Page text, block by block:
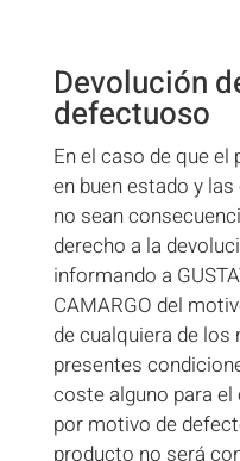
Devolución
defectuoso
En el caso de que
en buen estado y
no sean
derecho a la
informando a
CAMARGO del
de cualquiera de
presentes
coste alguno para
por motivo de
producto no será